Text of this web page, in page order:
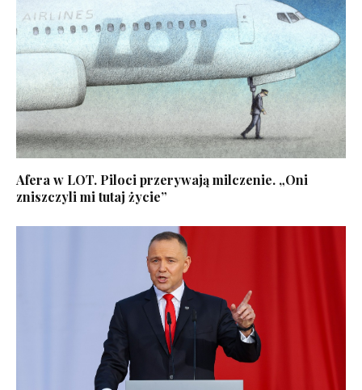
Afera w LOT. Piloci przerywają milczenie. „Oni
zniszczyli mi tutaj życie”